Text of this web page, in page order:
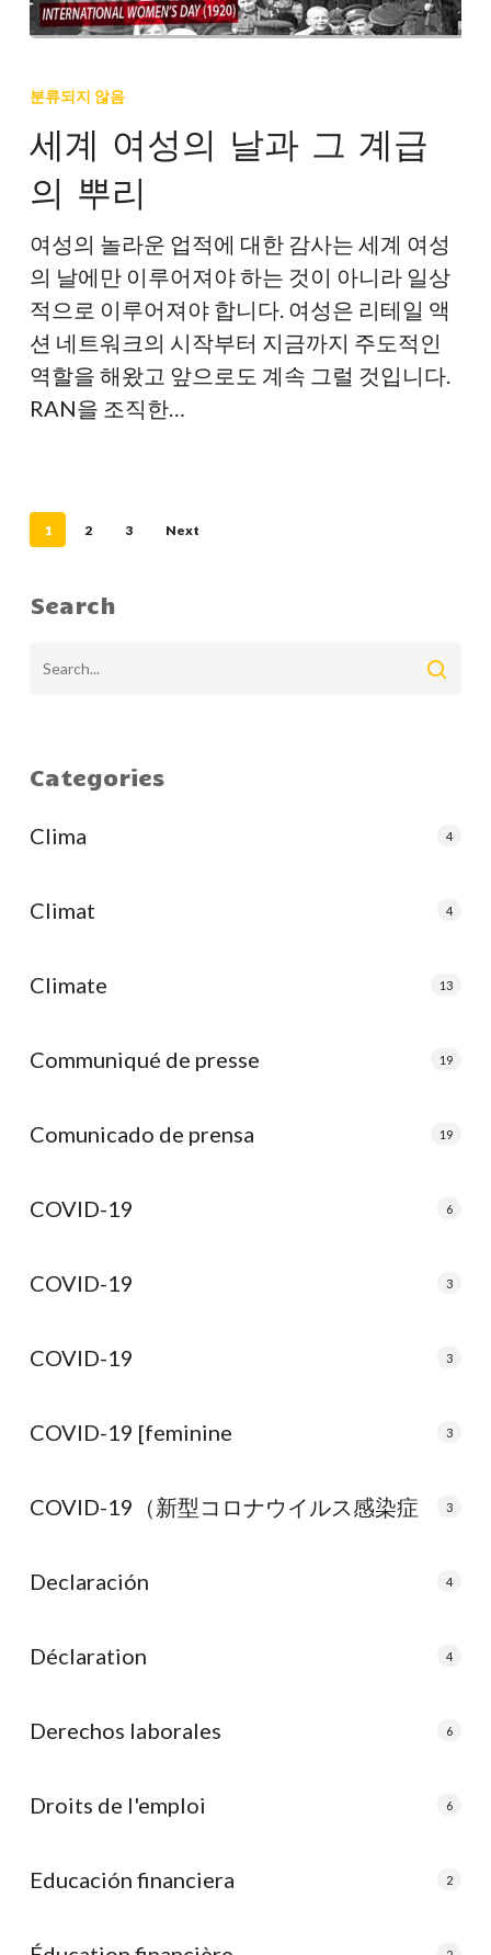
계
성
의
과
그
계
급
의
뿌
분류되지 않음
세계 여성의 날과 그 계급
의 뿌리
여성의 놀라운 업적에 대한 감사는 세계 여성
의 날에만 이루어져야 하는 것이 아니라 일상
적으로 이루어져야 합니다. 여성은 리테일 액
션 네트워크의 시작부터 지금까지 주도적인
역할을 해왔고 앞으로도 계속 그럴 것입니다.
RAN을 조직한…
1 2 3 Next
Search
Categories
Clima 4
Climat 4
Climate 13
Communiqué de presse 19
Comunicado de prensa 19
COVID-19 6
COVID-19 3
COVID-19 3
COVID-19 [feminine 3
COVID-19（新型コロナウイルス感染症 3
Declaración 4
Déclaration 4
Derechos laborales 6
Droits de l'emploi 6
Educación financiera 2